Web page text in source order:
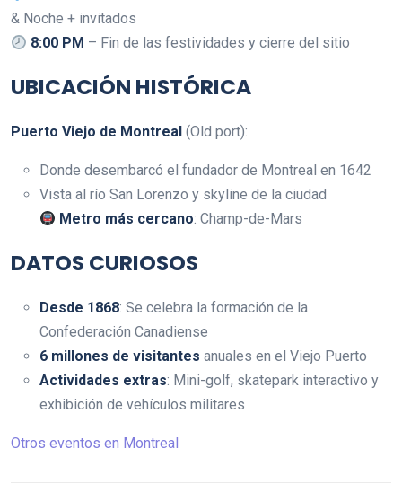
& Noche + invitados
8:00 PM – Fin de las festividades y cierre del sitio
UBICACIÓN HISTÓRICA
Puerto Viejo de Montreal (Old port):
Donde desembarcó el fundador de Montreal en 1642
Vista al río San Lorenzo y skyline de la ciudad
Metro más cercano: Champ-de-Mars
DATOS CURIOSOS
Desde 1868: Se celebra la formación de la
Confederación Canadiense
6 millones de visitantes anuales en el Viejo Puerto
Actividades extras: Mini-golf, skatepark interactivo y
exhibición de vehículos militares
Otros eventos en Montreal